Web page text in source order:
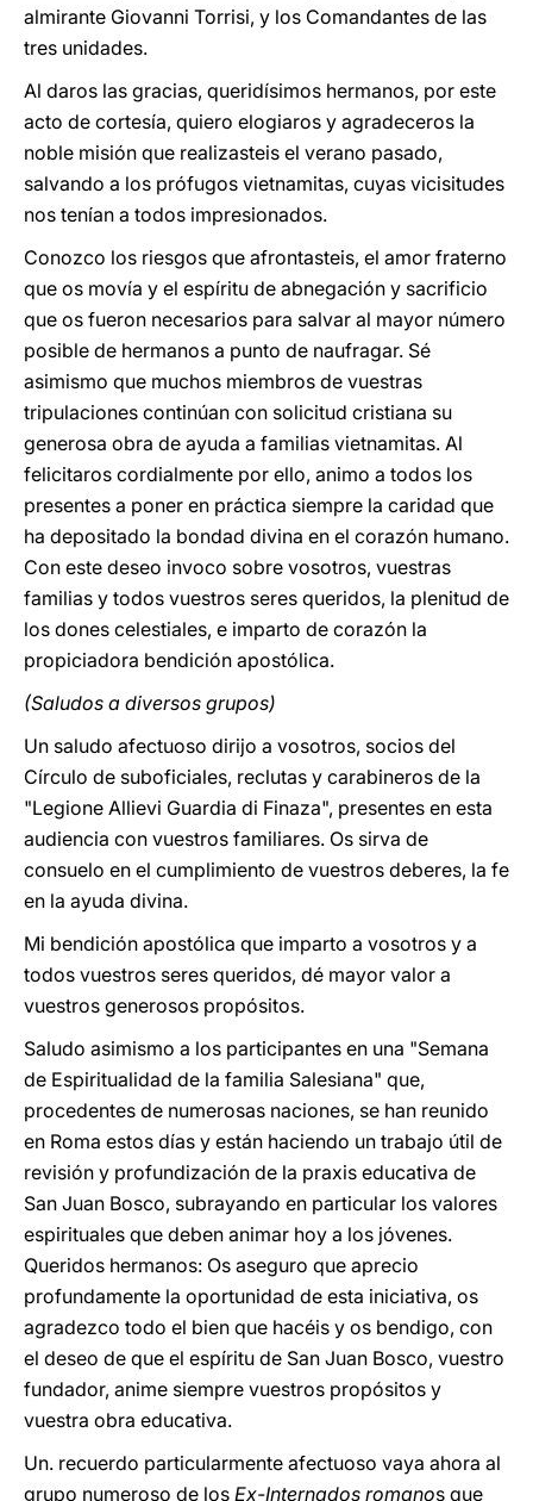
almirante Giovanni Torrisi, y los Comandantes de las
tres unidades.
Al daros las gracias, queridísimos hermanos, por este
acto de cortesía, quiero elogiaros y agradeceros la
noble misión que realizasteis el verano pasado,
salvando a los prófugos vietnamitas, cuyas vicisitudes
nos tenían a todos impresionados.
Conozco los riesgos que afrontasteis, el amor fraterno
que os movía y el espíritu de abnegación y sacrificio
que os fueron necesarios para salvar al mayor número
posible de hermanos a punto de naufragar. Sé
asimismo que muchos miembros de vuestras
tripulaciones continúan con solicitud cristiana su
generosa obra de ayuda a familias vietnamitas. Al
felicitaros cordialmente por ello, animo a todos los
presentes a poner en práctica siempre la caridad que
ha depositado la bondad divina en el corazón humano.
Con este deseo invoco sobre vosotros, vuestras
familias y todos vuestros seres queridos, la plenitud de
los dones celestiales, e imparto de corazón la
propiciadora bendición apostólica.
(Saludos a diversos grupos)
Un saludo afectuoso dirijo a vosotros, socios del
Círculo de suboficiales, reclutas y carabineros de la
"Legione Allievi Guardia di Finaza", presentes en esta
audiencia con vuestros familiares. Os sirva de
consuelo en el cumplimiento de vuestros deberes, la fe
en la ayuda divina.
Mi bendición apostólica que imparto a vosotros y a
todos vuestros seres queridos, dé mayor valor a
vuestros generosos propósitos.
Saludo asimismo a los participantes en una "Semana
de Espiritualidad de la familia Salesiana" que,
procedentes de numerosas naciones, se han reunido
en Roma estos días y están haciendo un trabajo útil de
revisión y profundización de la praxis educativa de
San Juan Bosco, subrayando en particular los valores
espirituales que deben animar hoy a los jóvenes.
Queridos hermanos: Os aseguro que aprecio
profundamente la oportunidad de esta iniciativa, os
agradezco todo el bien que hacéis y os bendigo, con
el deseo de que el espíritu de San Juan Bosco, vuestro
fundador, anime siempre vuestros propósitos y
vuestra obra educativa.
Un. recuerdo particularmente afectuoso vaya ahora al
grupo numeroso de los Ex-Internados romanos que